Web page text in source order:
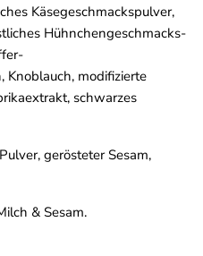
Käsegeschmackspulver,
Hühnchengeschmacks-
Knoblauch, modifizierte
schwarzes
gerösteter Sesam,
& Sesam.